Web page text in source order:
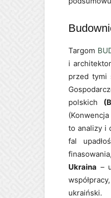
Targom
i
przed tymi
polskich
to analizy i
fal
Ukraina –
ukraiński.